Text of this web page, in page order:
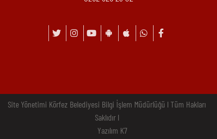
Site Yönetimi Körfez Belediyesi Bilgi İşlem Müdürlüğü l Tüm Hakları
Saklıdır l
Yazılım K7